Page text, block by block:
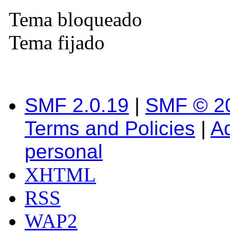
Tema bloqueado
Tema fijado
SMF 2.0.19 | SMF ©
Terms and Policies |
personal
XHTML
RSS
WAP2